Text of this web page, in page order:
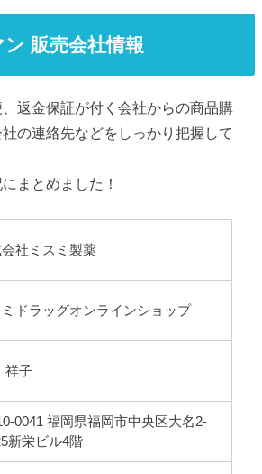
販売会社情報
返金保証が付く会社からの商品購
の連絡先などをしっかり把握して
まとめました！
社ミスミ製薬
ミドラッグオンラインショップ
祥子
0041 福岡県福岡市中央区大名2-
新栄ビル4階